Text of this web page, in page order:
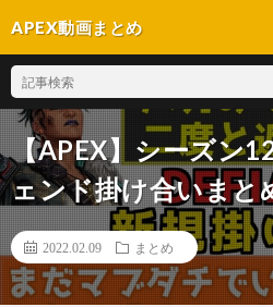
APEX動画まとめ
【APEX】シーズン
ェンド掛け合いまと
2022.02.09 まとめ